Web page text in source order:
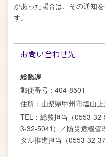
があった場合は、その通知
す。
お問い合わせ先
総務課
郵便番号： 404-8501
住所： 山梨県甲州市塩山
TEL： 総務担当（0553-
3-32-5041）／防災危機管
タル推進担当（0553-32-